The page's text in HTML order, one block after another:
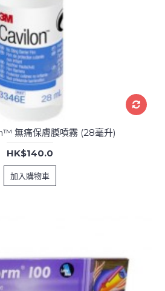
無痛保膚膜噴霧 (28毫升)
HK$140.0
加入購物車